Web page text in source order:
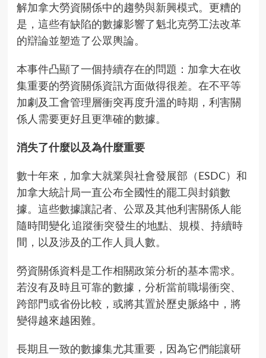
解加拿大勞資關係中的趨勢與新興模式。更糟的
是，這些有缺陷的數據影響了魁北克勞工法改革
的辯論並塑造了公眾輿論。
本事件凸顯了一個持續存在的問題：加拿大在收
集重要的勞資關係資訊方面做得很差。在不平等
加劇及工會管理層衝突再度升溫的時期，利害關
係人需要更好且更準確的數據。
消失了什麼以及為什麼重要
數十年來，加拿大就業與社會發展部（ESDC）和
加拿大統計局一直公布全國性的罷工與封鎖數
據。這些數據讓記者、公眾及其他利害關係人能
隨時間變化追蹤衝突發生的地點、規模、持續時
間，以及涉及的工作人員人數。
勞資關係資料是工作相關政策分析的基本需求。
若沒有及時且可靠的數據，分析當前職場衝突、
跨部門或省份比較，或將其置於歷史脈絡中，將
變得越來越困難。
長期且一致的數據集尤其重要，因為它們能讓研